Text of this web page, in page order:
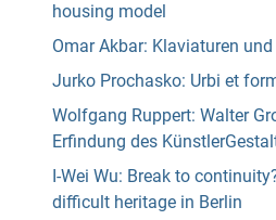
housing model
Omar Akbar: Klaviaturen
Jurko Prochasko: Urbi et
Wolfgang Ruppert: Walter
Erfindung des
I-Wei Wu: Break to
difficult heritage in Berlin